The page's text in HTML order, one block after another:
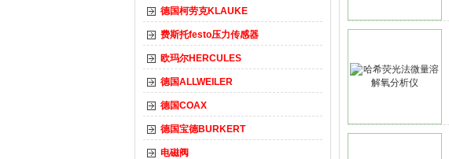
德国柯劳克KLAUKE
费斯托festo压力传感器
欧玛尔HERCULES
德国ALLWEILER
德国COAX
德国宝德BURKERT
电磁阀